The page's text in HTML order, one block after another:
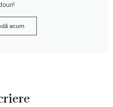
acum